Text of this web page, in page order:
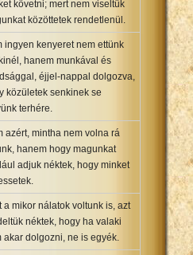
követni; mert nem viseltük
közöttetek rendetlenül.
ingyen kenyeret nem ettünk
hanem munkával és
éjjel-nappal dolgozva,
közületek senkinek se
terhére.
azért, mintha nem volna rá
hanem hogy magunkat
adjuk néktek, hogy minket
a mikor nálatok voltunk is, azt
néktek, hogy ha valaki
akar dolgozni, ne is egyék.